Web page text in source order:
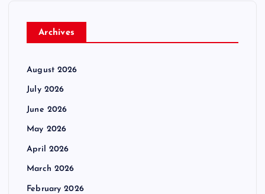
Archives
August 2026
July 2026
June 2026
May 2026
April 2026
March 2026
February 2026